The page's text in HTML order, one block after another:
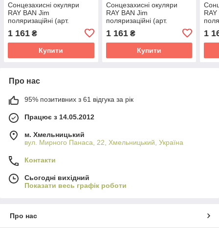
Сонцезахисні окуляри
RAY BAN Jim
поляризаційні (арт.
оправа
1 161 ₴
Купити
Сонцезахисні окуляри
RAY BAN Jim
поляризаційні (арт.
RB28744) темно-срібляста
оправа
1 161₴
Купити
1
Про нас
95% позитивних з 61 відгука за рік
Працює з 14.05.2012
м. Хмельницький
вул. Мирного Панаса, 22, Хмельницький, Україна
Контакти
Сьогодні вихідний
Показати весь графік роботи
Про нас